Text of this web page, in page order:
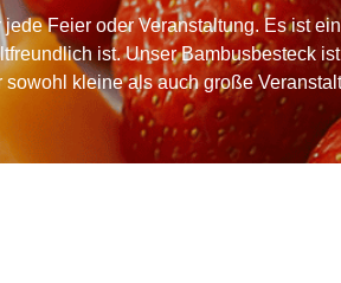
Feier oder Veranstaltung. Es ist
ist. Unser Bambusbesteck
kleine als auch große